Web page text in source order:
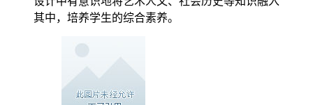
其中，培养学生的综合素养。